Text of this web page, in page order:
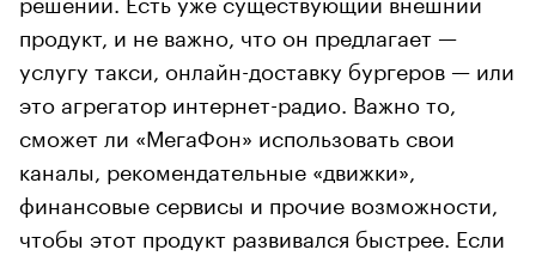
продукт, и не важно, что он предлагает —
услугу такси, онлайн-доставку бургеров — или
это агрегатор интернет-радио. Важно то,
сможет ли «МегаФон» использовать свои
каналы, рекомендательные «движки»,
финансовые сервисы и прочие возможности,
чтобы этот продукт развивался быстрее. Если